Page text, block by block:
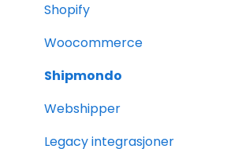
Varer
Innkjøp
Rapportering
Ofte stilte spørsmål
Shopify
Woocommerce
Shipmondo
Webshipper
Legacy integrasjoner